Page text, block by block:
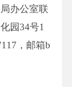
办公室联
园34号1
，邮箱b